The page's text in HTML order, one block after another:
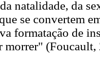
natalidade, da
se convertem
formatação de
morrer" (Foucault,